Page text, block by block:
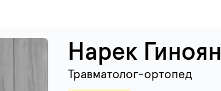
Нарек Гиноян
Травматолог-ортопед